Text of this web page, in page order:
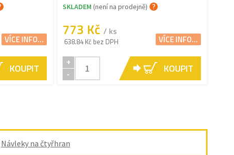
VÍCE INFO...
KOUPIT
SKLADEM (není na prodejně)
773 Kč / ks
638.84 Kč bez DPH VÍCE INFO...
+
-
KOUPIT
Návleky na čtyřhran